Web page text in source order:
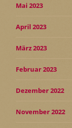
Mai 2023
April 2023
März 2023
Februar 2023
Dezember 2022
November 2022